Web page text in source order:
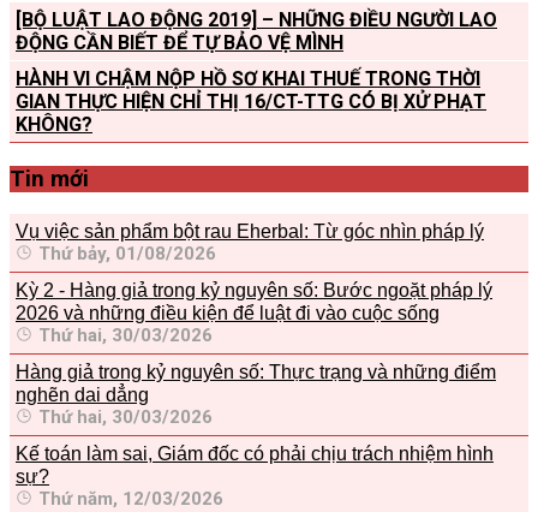
[BỘ LUẬT LAO ĐỘNG 2019] – NHỮNG ĐIỀU NGƯỜI LAO
ĐỘNG CẦN BIẾT ĐỂ TỰ BẢO VỆ MÌNH
HÀNH VI CHẬM NỘP HỒ SƠ KHAI THUẾ TRONG THỜI
GIAN THỰC HIỆN CHỈ THỊ 16/CT-TTG CÓ BỊ XỬ PHẠT
KHÔNG?
Tin mới
Vụ việc sản phẩm bột rau Eherbal: Từ góc nhìn pháp lý
Thứ bảy, 01/08/2026
Kỳ 2 - Hàng giả trong kỷ nguyên số: Bước ngoặt pháp lý
2026 và những điều kiện để luật đi vào cuộc sống
Thứ hai, 30/03/2026
Hàng giả trong kỷ nguyên số: Thực trạng và những điểm
nghẽn dai dẳng
Thứ hai, 30/03/2026
Kế toán làm sai, Giám đốc có phải chịu trách nhiệm hình
sự?
Thứ năm, 12/03/2026